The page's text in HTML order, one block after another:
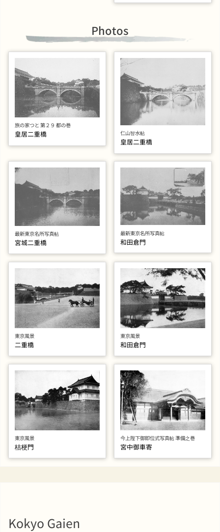
Photos
旅の家つと 第２９ 都の巻
皇居二重橋 仁山智水帖
皇居二重橋
最新東京名所写真帖
宮城二重橋
最新東京名所写真帖
和田倉門
東京風景
二重橋
東京風景
和田倉門
東京風景
桔梗門
今上陛下御即位式写真帖 準備之巻
宮中御車寄
Kokyo Gaien